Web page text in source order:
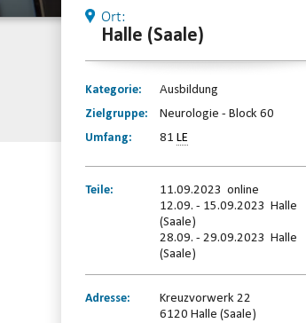
Ort:
Halle (Saale)
Kategorie:
Ausbildung
Zielgruppe:
Neurologie - Block 60
Umfang:
81 LE
Teile:
11.09.2023 online
12.09. - 15.09.2023 Halle
(Saale)
28.09. - 29.09.2023 Halle
(Saale)
Adresse:
Kreuzvorwerk 22
6120 Halle (Saale)